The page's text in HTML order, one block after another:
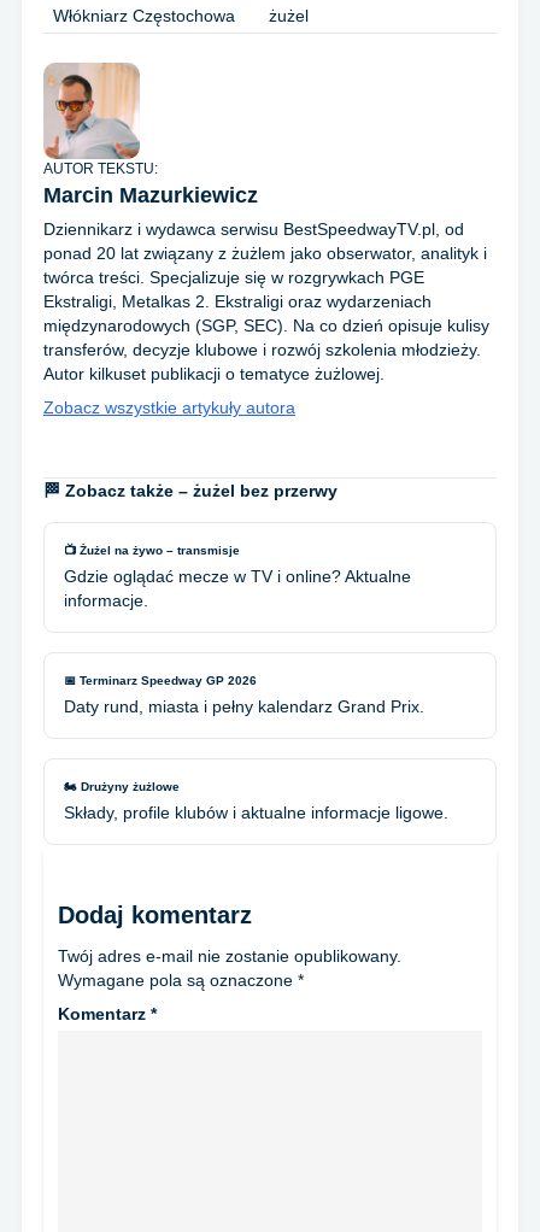
Włókniarz Częstochowa
żużel
AUTOR TEKSTU:
Marcin Mazurkiewicz
Dziennikarz i wydawca serwisu BestSpeedwayTV.pl, od
ponad 20 lat związany z żużlem jako obserwator, analityk i
twórca treści. Specjalizuje się w rozgrywkach PGE
Ekstraligi, Metalkas 2. Ekstraligi oraz wydarzeniach
międzynarodowych (SGP, SEC). Na co dzień opisuje kulisy
transferów, decyzje klubowe i rozwój szkolenia młodzieży.
Autor kilkuset publikacji o tematyce żużlowej.
Zobacz wszystkie artykuły autora
🏁 Zobacz także – żużel bez przerwy
📺 Żużel na żywo – transmisje
Gdzie oglądać mecze w TV i online? Aktualne
informacje.
📅 Terminarz Speedway GP 2026
Daty rund, miasta i pełny kalendarz Grand Prix.
🏍️ Drużyny żużlowe
Składy, profile klubów i aktualne informacje ligowe.
Dodaj komentarz
Twój adres e-mail nie zostanie opublikowany.
Wymagane pola są oznaczone *
Komentarz *